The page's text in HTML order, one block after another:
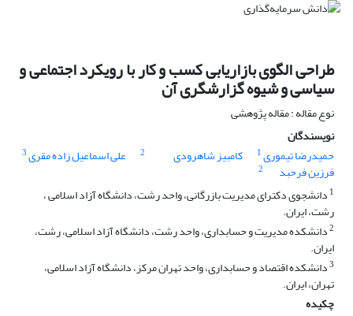
طراحی الگوی بازاریابی کسب و کار با رویکرد اجتماعی و
سیاسی و شیوه گزارشگری آن
نوع مقاله : مقاله پژوهشی
نویسندگان
حمیدرضا تیموری1 کامبیز شاهرودی 2 علی اسماعیل زاده مقری3
فرزین فرحبد
2
1 دانشجوی دکترای مدیریت بازرگانی، واحد رشت، دانشگاه آزاد اسلامی ،
رشت، ایران.
2دانشکده مدیریت و حسابداری، واحد رشت، دانشگاه آزاد اسلامی، رشت،
ایران.
3دانشکده اقتصاد و حسابداری، واحد تهران مرکز، دانشگاه آزاد اسلامی،
تهران، ایران.
چکیده